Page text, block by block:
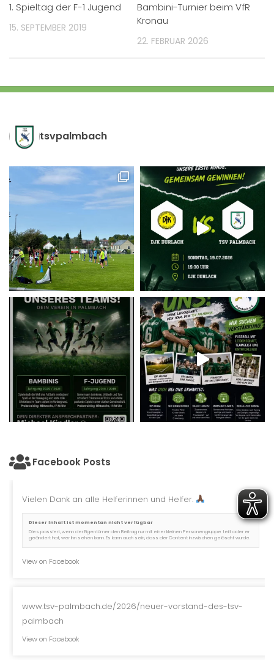
1. Spieltag der F-1 Jugend
15. SEPTEMBER 2019
Bambini-Turnier beim VfR
Kronau
22. FEBRUAR 2026
tsvpalmbach
Facebook Posts
Vielen Dank an alle Helferinnen und Helfer.
Dieser Inhalt ist momentan nicht verfügbar
Dies passiert, wenn der Eigentümer den Beitrag nur mit einer kleinen Personengruppe teilt oder er
geändert hat, wer ihn sehen kann. Es kann auch sein, dass der Content inzwischen gelöscht wurde.
View on Facebook
www.tsv-palmbach.de/2026/neuer-vorstand-des-tsv-
palmbach
View on Facebook